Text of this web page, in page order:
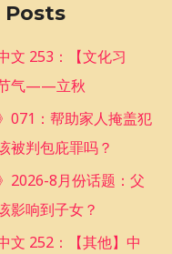
Posts
文 253：【文化习
气——立秋
071：帮助家人掩盖犯
被判包庇罪吗？
2026-8月份话题：父
影响到子女？
文 252：【其他】中